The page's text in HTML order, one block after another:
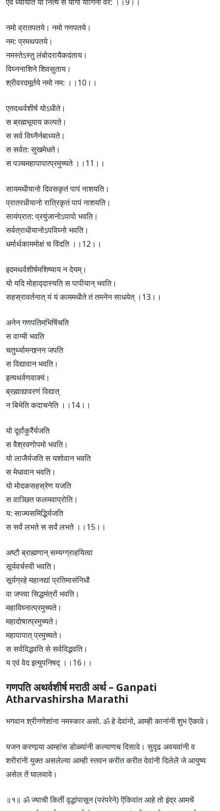
नमो व्रातपतये। नमो गणपतये।
नम: प्रमथपतये।
नमस्तेऽस्तु लंबोदरायैकदंताय।
विघ्ननाशिने शिवसुताय।
श्रीवरदमूर्तये नमो नम: ।।10।।
एतदथर्वशीर्ष योऽधीते।
स ब्रह्मभूयाय कल्पते।
स सर्व विघ्नैर्नबाध्यते।
स सर्वत: सुखमेधते।
स पञ्चमहापापात्प्रमुच्यते ।।11।।
सायमधीयानो दिवसकृतं पापं नाशयति।
प्रातरधीयानो रात्रिकृतं पापं नाशयति।
सायंप्रात: प्रयुंजानोऽपापो भवति।
सर्वत्राधीयानोऽपविघ्नो भवति।
धर्मार्थकाममोक्षं च विंदति ।।12।।
इदमथर्वशीर्षमशिष्याय न देयम्।
यो यदि मोहाद्‍दास्यति स पापीयान् भवति।
सहस्रावर्तनात् यं यं काममधीते तं तमनेन साधयेत् ।13।।
अनेन गणपतिमभिषिंचति
स वाग्मी भवति
चतुर्थ्यामनश्र्नन जपति
स विद्यावान भवति।
इत्यथर्वणवाक्यं।
ब्रह्माद्यावरणं विद्यात्
न बिभेति कदाचनेति ।।14।।
यो दूर्वांकुरैंर्यजति
स वैश्रवणोपमो भवति।
यो लाजैर्यजति स यशोवान भवति
स मेधावान भवति।
यो मोदकसहस्रेण यजति
स वाञ्छित फलमवाप्रोति।
य: साज्यसमिद्भिर्यजति
स सर्वं लभते स सर्वं लभते ।।15।।
अष्टौ ब्राह्मणान् सम्यग्ग्राहयित्वा
सूर्यवर्चस्वी भवति।
सूर्यग्रहे महानद्यां प्रतिमासंनिधौ
वा जप्त्वा सिद्धमंत्रों भवति।
महाविघ्नात्प्रमुच्यते।
महादोषात्प्रमुच्यते।
महापापात् प्रमुच्यते।
स सर्वविद्भवति से सर्वविद्भवति।
य एवं वेद इत्युपनिषद्‍ ।।16।।
गणपति अथर्वशीर्ष मराठी अर्थ – Ganpati
Atharvashirsha Marathi
भगवान श्रीगणेशांना नमस्कार असो. ॐ हे देवांनो, आम्ही कानांनी शुभ ऎकावे।
यजन करणार्‍या आम्हांस डोळ्यांनी कल्याणच दिसावे। सुदृढ अवयवांनी व
शरीरांनी युक्त असलेल्या आम्ही स्तवन करीत करीत देवांनी दिलेलें जे आयुष्य
असेल तें घालवावे।
॥१॥ ॐ ज्याची किर्ती वृद्धांपासून (परंपरेने) ऎकिवांत आहे तो इंद्र आमचें